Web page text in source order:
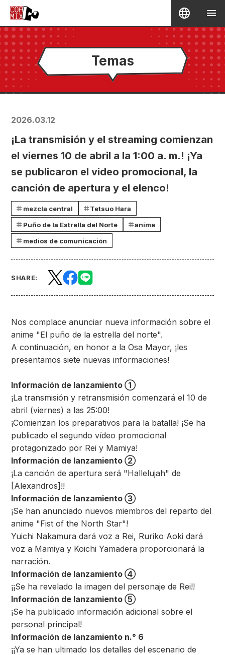
Temas
2026.03.12
¡La transmisión y el streaming comienzan
el viernes 10 de abril a la 1:00 a. m.! ¡Ya
se publicaron el video promocional, la
canción de apertura y el elenco!
mezcla central
Tetsuo Hara
Puño de la Estrella del Norte
anime
medios de comunicación
SHARE:
Nos complace anunciar nueva información sobre el
anime "El puño de la estrella del norte".
A continuación, en honor a la Osa Mayor, ¡les
presentamos siete nuevas informaciones!
Información de lanzamiento ①
¡La transmisión y retransmisión comenzará el 10 de
abril (viernes) a las 25:00!
¡Comienzan los preparativos para la batalla! ¡Se ha
publicado el segundo vídeo promocional
protagonizado por Rei y Mamiya!
Información de lanzamiento ②
¡La canción de apertura será "Hallelujah" de
[Alexandros]!!
Información de lanzamiento ③
¡Se han anunciado nuevos miembros del reparto del
anime "Fist of the North Star"!
Yuichi Nakamura dará voz a Rei, Ruriko Aoki dará
voz a Mamiya y Koichi Yamadera proporcionará la
narración.
Información de lanzamiento ④
¡¡Se ha revelado la imagen del personaje de Rei!!
Información de lanzamiento ⑤
¡Se ha publicado información adicional sobre el
personal principal!
Información de lanzamiento n.° 6
¡¡Ya se han ultimado los detalles del escenario de